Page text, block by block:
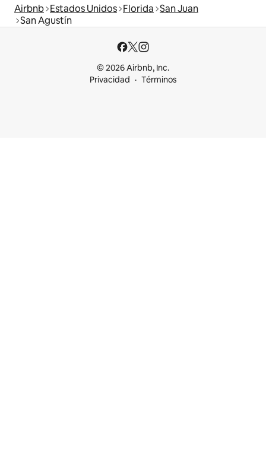
Airbnb Estados Unidos Florida San Juan
San Agustín
© 2026 Airbnb, Inc.
Privacidad
Términos